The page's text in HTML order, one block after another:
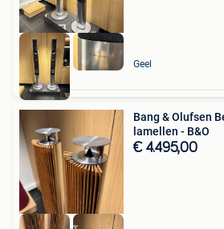
Geel
Bang & Olufsen
lamellen - B&O
€ 4.495,00